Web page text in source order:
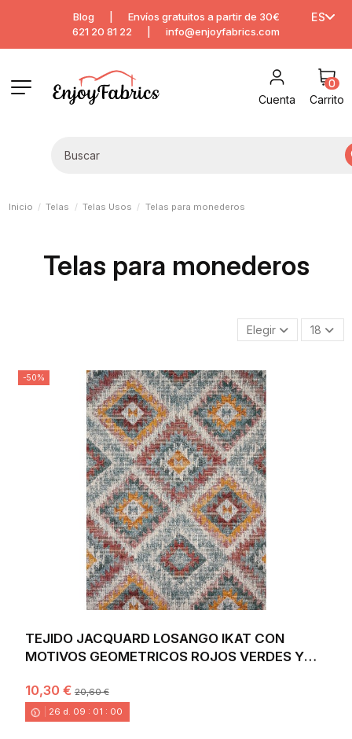
Blog
Envíos gratuitos a partir de 30€
621 20 81 22
info@enjoyfabrics.com
ES
Cuenta
0
Carrito
Inicio Telas Telas Usos Telas para monederos
Telas para monederos
Elegir 18
-50%
TEJIDO JACQUARD LOSANGO IKAT CON
MOTIVOS GEOMETRICOS ROJOS VERDES Y
10,30 €20,60 €
26 d. 09 : 00 :58